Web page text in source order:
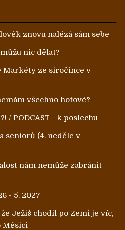
znovu nalézá sám sebe
nic dělat?
Markéty ze siročince v
všechno hotové?
/ PODCAST - k poslechu
seniorů (4. neděle v
nám nemůže zabránit
- 5. 2027
Ježíš chodil po Zemi je víc,
Měsíci